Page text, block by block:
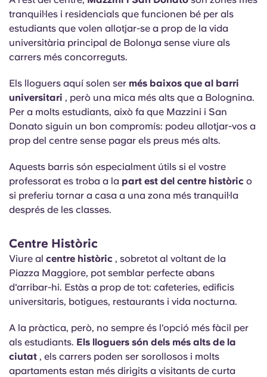
tranquil·les i residencials que funcionen bé per als
estudiants que volen allotjar-se a prop de la vida
universitària principal de Bolonya sense viure als
carrers més concorreguts.
Els lloguers aquí solen ser més baixos que al barri
universitari , però una mica més alts que a Bolognina.
Per a molts estudiants, això fa que Mazzini i San
Donato siguin un bon compromís: podeu allotjar-vos a
prop del centre sense pagar els preus més alts.
Aquests barris són especialment útils si el vostre
professorat es troba a la part est del centre històric o
si preferiu tornar a casa a una zona més tranquil·la
després de les classes.
Centre Històric
Viure al centre històric , sobretot al voltant de la
Piazza Maggiore, pot semblar perfecte abans
d'arribar-hi. Estàs a prop de tot: cafeteries, edificis
universitaris, botigues, restaurants i vida nocturna.
A la pràctica, però, no sempre és l'opció més fàcil per
als estudiants. Els lloguers són dels més alts de la
ciutat , els carrers poden ser sorollosos i molts
apartaments estan més dirigits a visitants de curta